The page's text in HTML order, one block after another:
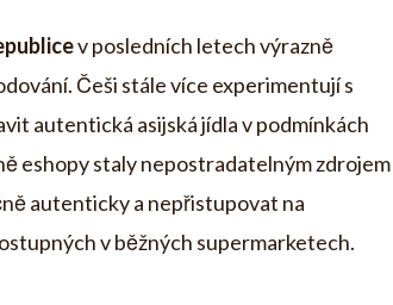
v posledních letech výrazně
Češi stále více experimentují s
autentická asijská jídla v podmínkách
eshopy staly nepostradatelným zdrojem
autenticky a nepřistupovat na
v běžných supermarketech.